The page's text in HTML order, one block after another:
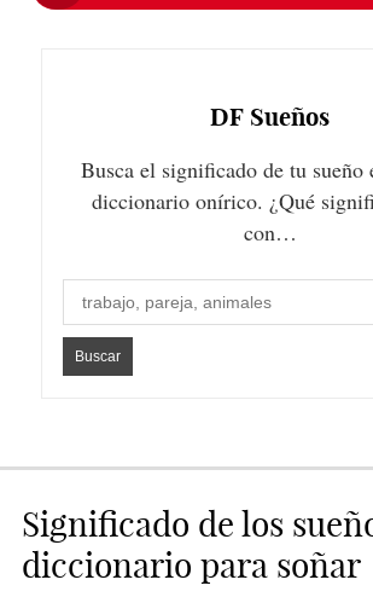
DF Sueños
Busca el significado de tu sueño
diccionario onírico. ¿Qué
con…
Significado de los
diccionario para soñar